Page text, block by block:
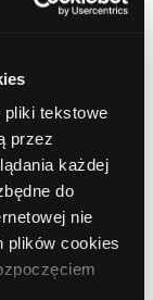
pliki tekstowe
przez
każdej
do
nie
plików cookies